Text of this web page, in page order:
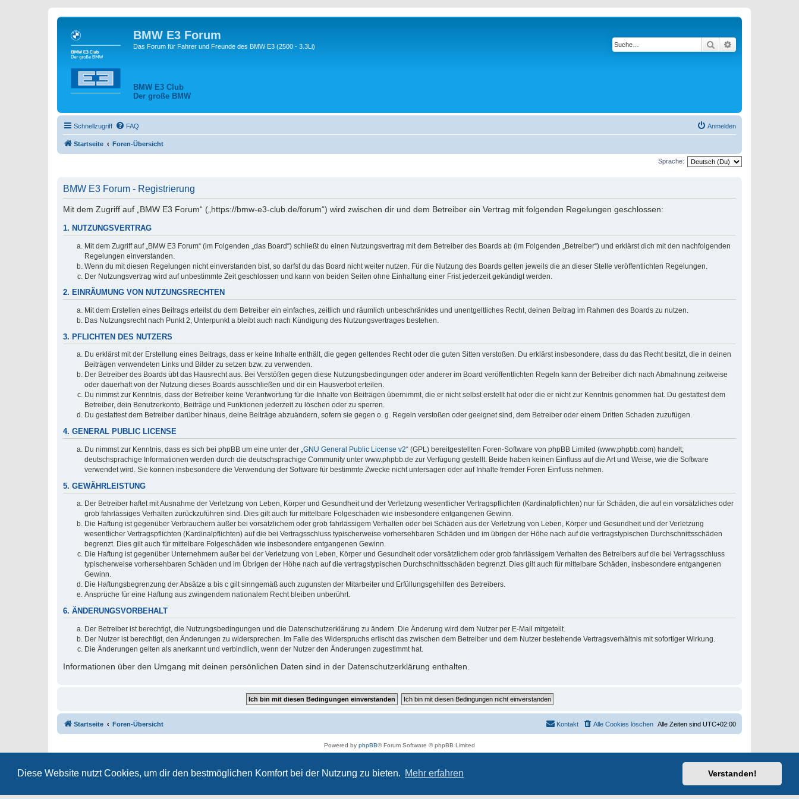
Diese Website nutzt Cookies, um dir den bestmöglichen Komfort bei der Nutzung zu bieten. Mehr erfahren Verstanden!
BMW E3 Forum
Das Forum für Fahrer und Freunde des BMW E3 (2500 - 3.3Li)
BMW E3 Club
Der große BMW
Suche
Schnellzugriff FAQ Anmelden
Startseite Foren-Übersicht
Sprache:
BMW E3 Forum - Registrierung
Mit dem Zugriff auf „BMW E3 Forum“ („https://bmw-e3-club.de/forum“) wird zwischen dir und dem Betreiber ein Vertrag mit folgenden Regelungen geschlossen:
1. NUTZUNGSVERTRAG
Mit dem Zugriff auf „BMW E3 Forum“ (im Folgenden „das Board“) schließt du einen Nutzungsvertrag mit dem Betreiber des Boards ab (im Folgenden „Betreiber“) und erklärst dich mit den nachfolgenden
Regelungen einverstanden.
Wenn du mit diesen Regelungen nicht einverstanden bist, so darfst du das Board nicht weiter nutzen. Für die Nutzung des Boards gelten jeweils die an dieser Stelle veröffentlichten Regelungen.
Der Nutzungsvertrag wird auf unbestimmte Zeit geschlossen und kann von beiden Seiten ohne Einhaltung einer Frist jederzeit gekündigt werden.
2. EINRÄUMUNG VON NUTZUNGSRECHTEN
Mit dem Erstellen eines Beitrags erteilst du dem Betreiber ein einfaches, zeitlich und räumlich unbeschränktes und unentgeltliches Recht, deinen Beitrag im Rahmen des Boards zu nutzen.
Das Nutzungsrecht nach Punkt 2, Unterpunkt a bleibt auch nach Kündigung des Nutzungsvertrages bestehen.
3. PFLICHTEN DES NUTZERS
Du erklärst mit der Erstellung eines Beitrags, dass er keine Inhalte enthält, die gegen geltendes Recht oder die guten Sitten verstoßen. Du erklärst insbesondere, dass du das Recht besitzt, die in deinen
Beiträgen verwendeten Links und Bilder zu setzen bzw. zu verwenden.
Der Betreiber des Boards übt das Hausrecht aus. Bei Verstößen gegen diese Nutzungsbedingungen oder anderer im Board veröffentlichten Regeln kann der Betreiber dich nach Abmahnung zeitweise
oder dauerhaft von der Nutzung dieses Boards ausschließen und dir ein Hausverbot erteilen.
Du nimmst zur Kenntnis, dass der Betreiber keine Verantwortung für die Inhalte von Beiträgen übernimmt, die er nicht selbst erstellt hat oder die er nicht zur Kenntnis genommen hat. Du gestattest dem
Betreiber, dein Benutzerkonto, Beiträge und Funktionen jederzeit zu löschen oder zu sperren.
Du gestattest dem Betreiber darüber hinaus, deine Beiträge abzuändern, sofern sie gegen o. g. Regeln verstoßen oder geeignet sind, dem Betreiber oder einem Dritten Schaden zuzufügen.
4. GENERAL PUBLIC LICENSE
Du nimmst zur Kenntnis, dass es sich bei phpBB um eine unter der „ GNU General Public License v2“ (GPL) bereitgestellten Foren-Software von phpBB Limited (www.phpbb.com) handelt;
deutschsprachige Informationen werden durch die deutschsprachige Community unter www.phpbb.de zur Verfügung gestellt. Beide haben keinen Einfluss auf die Art und Weise, wie die Software
verwendet wird. Sie können insbesondere die Verwendung der Software für bestimmte Zwecke nicht untersagen oder auf Inhalte fremder Foren Einfluss nehmen.
5. GEWÄHRLEISTUNG
Der Betreiber haftet mit Ausnahme der Verletzung von Leben, Körper und Gesundheit und der Verletzung wesentlicher Vertragspflichten (Kardinalpflichten) nur für Schäden, die auf ein vorsätzliches oder
grob fahrlässiges Verhalten zurückzuführen sind. Dies gilt auch für mittelbare Folgeschäden wie insbesondere entgangenen Gewinn.
Die Haftung ist gegenüber Verbrauchern außer bei vorsätzlichem oder grob fahrlässigem Verhalten oder bei Schäden aus der Verletzung von Leben, Körper und Gesundheit und der Verletzung
wesentlicher Vertragspflichten (Kardinalpflichten) auf die bei Vertragsschluss typischerweise vorhersehbaren Schäden und im übrigen der Höhe nach auf die vertragstypischen Durchschnittsschäden
begrenzt. Dies gilt auch für mittelbare Folgeschäden wie insbesondere entgangenen Gewinn.
Die Haftung ist gegenüber Unternehmern außer bei der Verletzung von Leben, Körper und Gesundheit oder vorsätzlichem oder grob fahrlässigem Verhalten des Betreibers auf die bei Vertragsschluss
typischerweise vorhersehbaren Schäden und im Übrigen der Höhe nach auf die vertragstypischen Durchschnittsschäden begrenzt. Dies gilt auch für mittelbare Schäden, insbesondere entgangenen
Gewinn.
Die Haftungsbegrenzung der Absätze a bis c gilt sinngemäß auch zugunsten der Mitarbeiter und Erfüllungsgehilfen des Betreibers.
Ansprüche für eine Haftung aus zwingendem nationalem Recht bleiben unberührt.
6. ÄNDERUNGSVORBEHALT
Der Betreiber ist berechtigt, die Nutzungsbedingungen und die Datenschutzerklärung zu ändern. Die Änderung wird dem Nutzer per E-Mail mitgeteilt.
Der Nutzer ist berechtigt, den Änderungen zu widersprechen. Im Falle des Widerspruchs erlischt das zwischen dem Betreiber und dem Nutzer bestehende Vertragsverhältnis mit sofortiger Wirkung.
Die Änderungen gelten als anerkannt und verbindlich, wenn der Nutzer den Änderungen zugestimmt hat.
Informationen über den Umgang mit deinen persönlichen Daten sind in der Datenschutzerklärung enthalten.
Startseite Foren-Übersicht Alle Zeiten sind UTC+02:00
Alle Cookies löschen
Kontakt
Powered by phpBB® Forum Software © phpBB Limited